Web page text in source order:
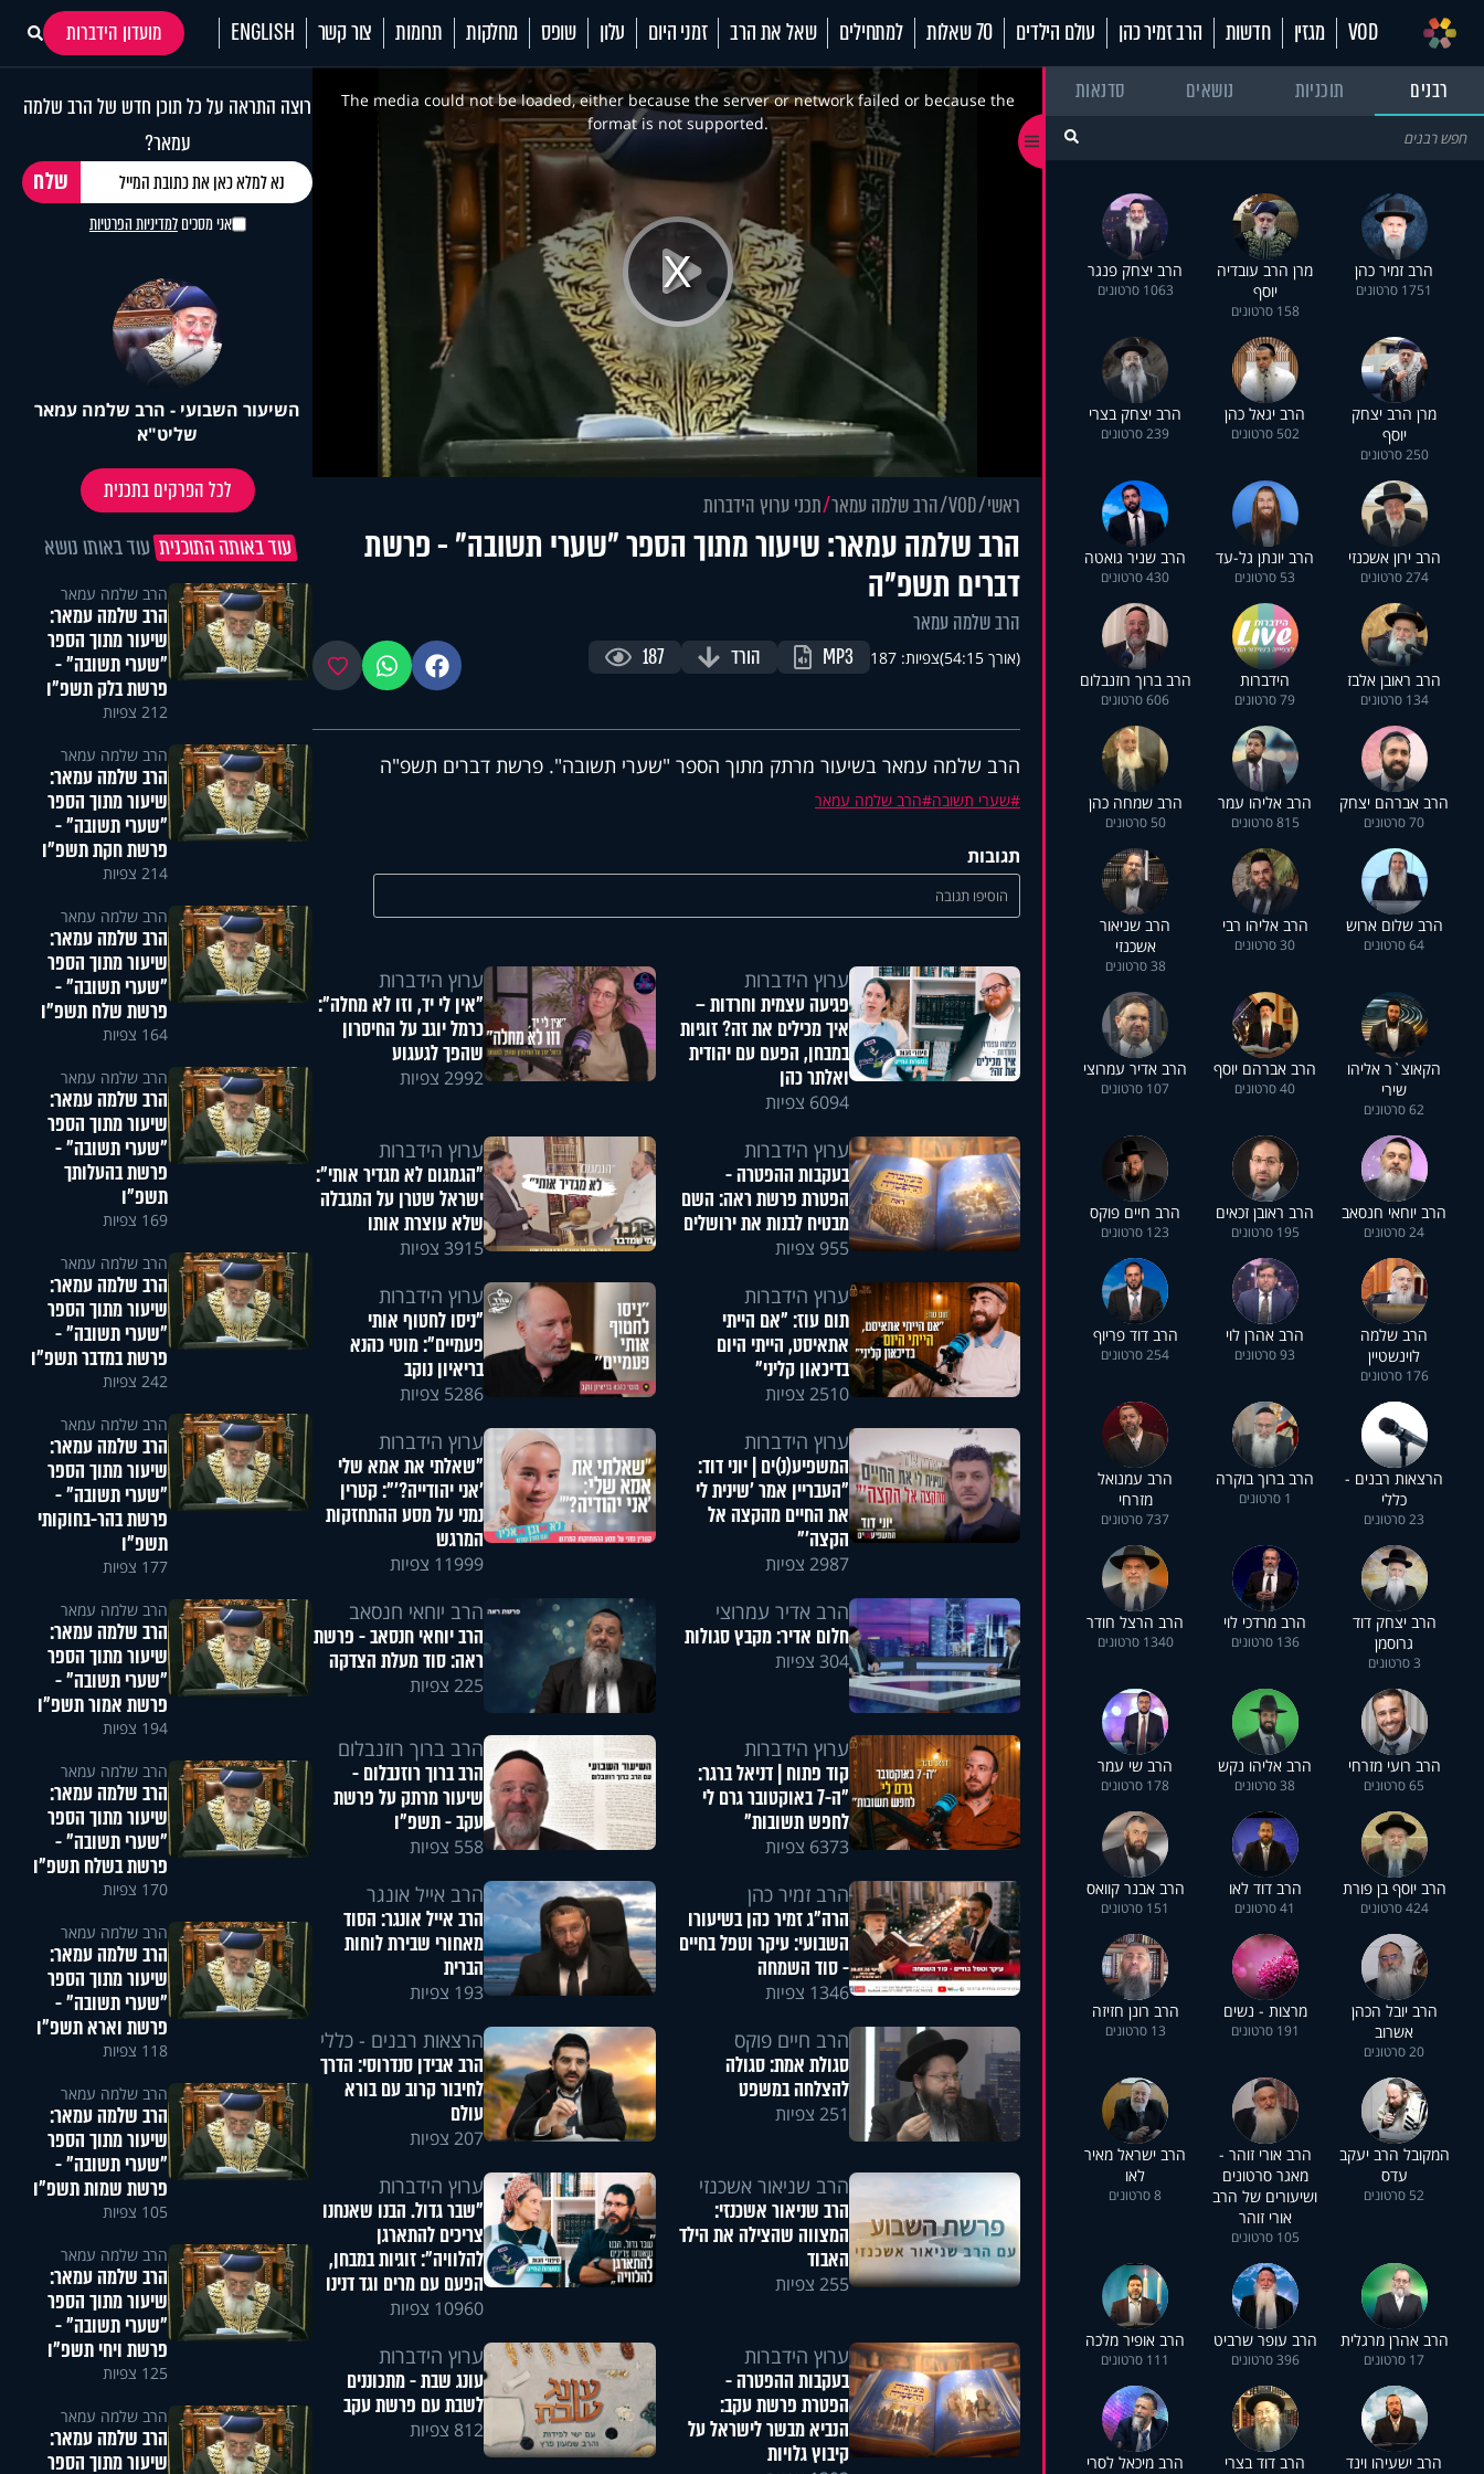
VOD מגזין חדשות הרב זמיר כהן עולם הילדים 70 שאלות למתחילים שאל את הרב זמני היום עלון שופס מחלקות תרומות צור קשר ENGLISH
מועדון הידברות
רבנים
תוכניות נושאים סדנאות
הרב זמיר כהן
1751 סרטונים
מרן הרב עובדיה
יוסף
158 סרטונים
הרב יצחק פנגר
1063 סרטונים
מרן הרב יצחק
יוסף
250 סרטונים
הרב יגאל כהן
502 סרטונים
הרב יצחק בצרי
239 סרטונים
הרב ירון אשכנזי
274 סרטונים
הרב יונתן גל-עד
53 סרטונים
הרב שניר גואטה
430 סרטונים
הרב ראובן אלבז
134 סרטונים
הידברות
79 סרטונים
הרב ברוך רוזנבלום
606 סרטונים
הרב אברהם יצחק
70 סרטונים
הרב אליהו עמר
815 סרטונים
הרב שמחה כהן
50 סרטונים
הרב שלום ארוש
64 סרטונים
הרב אליהו רבי
30 סרטונים
הרב שניאור
אשכנזי
38 סרטונים
הקאוצ`ר אליהו
שירי
62 סרטונים
הרב אברהם יוסף
40 סרטונים
הרב אדיר עמרוצי
107 סרטונים
הרב יוחאי חנסאב
24 סרטונים
הרב ראובן זכאים
195 סרטונים
הרב חיים פוקס
123 סרטונים
הרב שלמה
לוינשטיין
176 סרטונים
הרב אהרן לוי
93 סרטונים
הרב דוד פריוף
254 סרטונים
הרצאות רבנים -
כללי
23 סרטונים
הרב ברוך בוקרה
1 סרטונים
הרב עמנואל
מזרחי
737 סרטונים
הרב יצחק דוד
גרוסמן
3 סרטונים
הרב מרדכי לוי
136 סרטונים
הרב הרצל חודר
1340 סרטונים
הרב רועי מזרחי
65 סרטונים
הרב אליהו נקש
38 סרטונים
הרב שי עמר
178 סרטונים
הרב יוסף בן פורת
424 סרטונים
הרב דוד לאו
41 סרטונים
הרב אבנר קוואס
151 סרטונים
הרב יובל הכהן
אשרוב
20 סרטונים
מרצות - נשים
191 סרטונים
הרב רונן חזיזה
13 סרטונים
המקובל הרב יעקב
עדס
52 סרטונים
הרב אורי זוהר -
מאגר סרטונים
ושיעורים של הרב
אורי זוהר
105 סרטונים
הרב ישראל מאיר
לאו
8 סרטונים
הרב אהרן מרגלית
17 סרטונים
הרב עופר שרביט
396 סרטונים
הרב אופיר מלכה
111 סרטונים
הרב ישעיהו וינד הרב דוד בצרי הרב מיכאל לסרי
Play
Video
This
modalThe media could not be loaded, either because the server or network failed or because the
format is not supported.
ראשי VOD הרב שלמה עמאר תכני ערוץ הידברות
הרב שלמה עמאר: שיעור מתוך הספר "שערי תשובה" - פרשת
דברים תשפ"ה
הרב שלמה עמאר
(אורך 54:15) צפיות: 187 MP3 הורד 187 פייסבוקווטסאפ מועדפים
הרב שלמה עמאר בשיעור מרתק מתוך הספר "שערי תשובה". פרשת דברים תשפ"ה
שערי תשובה הרב שלמה עמאר
תגובות
הוסיפו תגובה
ערוץ הידברות
פגיעה עצמית וחרדות –
איך מכילים את זה? זוגיות
במבחן, הפעם עם יהודית
ואלתר כהן
6094 צפיות
ערוץ הידברות
"אין לי יד, וזו לא מחלה":
כרמל יוגב על החיסרון
שהפך לגעגוע
2992 צפיות
ערוץ הידברות
בעקבות ההפטרה -
הפטרת פרשת ראה: השם
מבטיח לבנות את ירושלים
955 צפיות
ערוץ הידברות
"הגמגום לא מגדיר אותי":
ישראל שטרן על המגבלה
שלא עוצרת אותו
3915 צפיות
ערוץ הידברות
תום עוז: "אם הייתי
אתאיסט, הייתי היום
בדיכאון קליני"
2510 צפיות
ערוץ הידברות
"ניסו לחטוף אותי
פעמיים": מוטי כהנא
בריאיון נוקב
5286 צפיות
ערוץ הידברות
המשפיע(נ)ים | יוני דוד:
"העבריין אמר 'שינית לי
את החיים מהקצה אל
הקצה'"
2987 צפיות
ערוץ הידברות
"שאלתי את אמא שלי
'אני יהודייה?'": קטרין
נמני על מסע ההתחזקות
המרגש
11999 צפיות
הרב אדיר עמרוצי
חלום אדיר: מקבץ סגולות
304 צפיות
הרב יוחאי חנסאב
הרב יוחאי חנסאב - פרשת
ראה: סוד מעלת הצדקה
225 צפיות
ערוץ הידברות
קוד פתוח | דניאל ברגר:
"ה-7 באוקטובר גרם לי
לחפש תשובות"
6373 צפיות
הרב ברוך רוזנבלום
הרב ברוך רוזנבלום -
שיעור מרתק על פרשת
עקב - תשפ"ו
558 צפיות
הרב זמיר כהן
הרה"ג זמיר כהן בשיעורו
השבועי: עיקר וטפל בחיים
- סוד השמחה
1346 צפיות
הרב אייל אונגר
הרב אייל אונגר: הסוד
מאחורי שבירת לוחות
הברית
193 צפיות
הרב חיים פוקס
סגולת אמת: סגולה
להצלחה במשפט
251 צפיות
הרצאות רבנים - כללי
הרב אבידן סנדרוסי: הדרך
לחיבור קרוב עם בורא
עולם
207 צפיות
הרב שניאור אשכנזי
הרב שניאור אשכנזי:
המצווה שהצילה את הילד
האבוד
255 צפיות
ערוץ הידברות
"שבר גדול. הבנו שאנחנו
צריכים להתארגן
להלוויה": זוגיות במבחן,
הפעם עם מרים וגד דנינו
10960 צפיות
ערוץ הידברות
בעקבות ההפטרה -
הפטרת פרשת עקב:
הנביא מבשר לישראל על
קיבוץ גלויות
ערוץ הידברות
עונג שבת - מתכוננים
לשבת עם פרשת עקב
812 צפיות
רוצה התראה על כל תוכן חדש של הרב שלמה
עמאר?
אני מסכיםלמדיניות הפרטיות
השיעור השבועי - הרב שלמה עמאר
שליט"א
לכל הפרקים בתכנית
עוד באותה התוכנית עוד באותו נושא
הרב שלמה עמאר
הרב שלמה עמאר:
שיעור מתוך הספר
"שערי תשובה" -
פרשת בלק תשפ"ו
212 צפיות
הרב שלמה עמאר
הרב שלמה עמאר:
שיעור מתוך הספר
"שערי תשובה" -
פרשת חקת תשפ"ו
214 צפיות
הרב שלמה עמאר
הרב שלמה עמאר:
שיעור מתוך הספר
"שערי תשובה" -
פרשת שלח תשפ"ו
164 צפיות
הרב שלמה עמאר
הרב שלמה עמאר:
שיעור מתוך הספר
"שערי תשובה" -
פרשת בהעלותך
תשפ"ו
169 צפיות
הרב שלמה עמאר
הרב שלמה עמאר:
שיעור מתוך הספר
"שערי תשובה" -
פרשת במדבר תשפ"ו
242 צפיות
הרב שלמה עמאר
הרב שלמה עמאר:
שיעור מתוך הספר
"שערי תשובה" -
פרשת בהר-בחוקותי
תשפ"ו
177 צפיות
הרב שלמה עמאר
הרב שלמה עמאר:
שיעור מתוך הספר
"שערי תשובה" -
פרשת אמור תשפ"ו
194 צפיות
הרב שלמה עמאר
הרב שלמה עמאר:
שיעור מתוך הספר
"שערי תשובה" -
פרשת בשלח תשפ"ו
170 צפיות
הרב שלמה עמאר
הרב שלמה עמאר:
שיעור מתוך הספר
"שערי תשובה" -
פרשת וארא תשפ"ו
118 צפיות
הרב שלמה עמאר
הרב שלמה עמאר:
שיעור מתוך הספר
"שערי תשובה" -
פרשת שמות תשפ"ו
105 צפיות
הרב שלמה עמאר
הרב שלמה עמאר:
שיעור מתוך הספר
"שערי תשובה" -
פרשת ויחי תשפ"ו
125 צפיות
הרב שלמה עמאר
הרב שלמה עמאר:
שיעור מתוך הספר